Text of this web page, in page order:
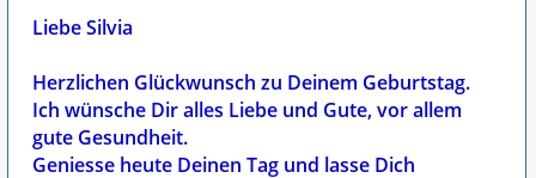
Liebe Silvia
Herzlichen Glückwunsch zu Deinem Geburtstag.
Ich wünsche Dir alles Liebe und Gute, vor allem
gute Gesundheit.
Geniesse heute Deinen Tag und lasse Dich